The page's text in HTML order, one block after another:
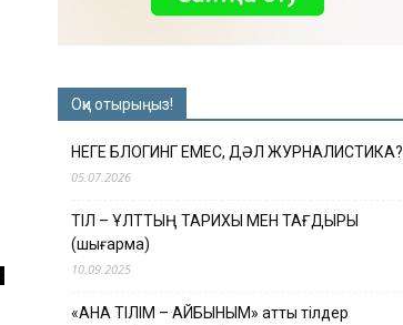
Оқи отырыңыз!
НЕГЕ БЛОГИНГ ЕМЕС, ДӘЛ ЖУРНАЛИСТИКА?
05.07.2026
ТІЛ – ҰЛТТЫҢ ТАРИХЫ МЕН ТАҒДЫРЫ
(шығарма)
10.09.2025
«АНА ТІЛІМ – АЙБЫНЫМ» атты тілдер